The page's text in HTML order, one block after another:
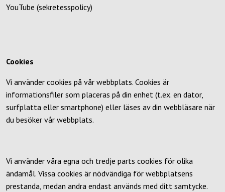
YouTube (sekretesspolicy)
Cookies
Vi använder cookies på vår webbplats. Cookies är
informationsfiler som placeras på din enhet (t.ex. en dator,
surfplatta eller smartphone) eller läses av din webbläsare när
du besöker vår webbplats.
Vi använder våra egna och tredje parts cookies för olika
ändamål. Vissa cookies är nödvändiga för webbplatsens
prestanda, medan andra endast används med ditt samtycke.